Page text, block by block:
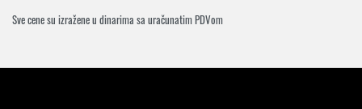
Sve cene su izražene u dinarima sa uračunatim PDVom